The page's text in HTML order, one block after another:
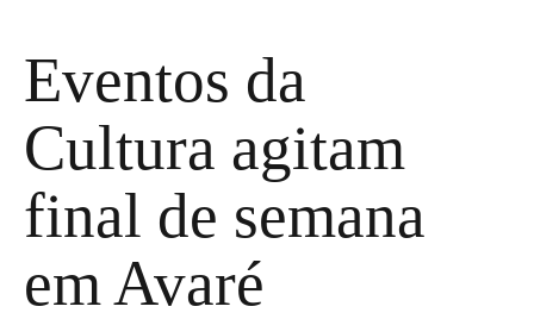
Eventos da
Cultura agitam
final de semana
em Avaré